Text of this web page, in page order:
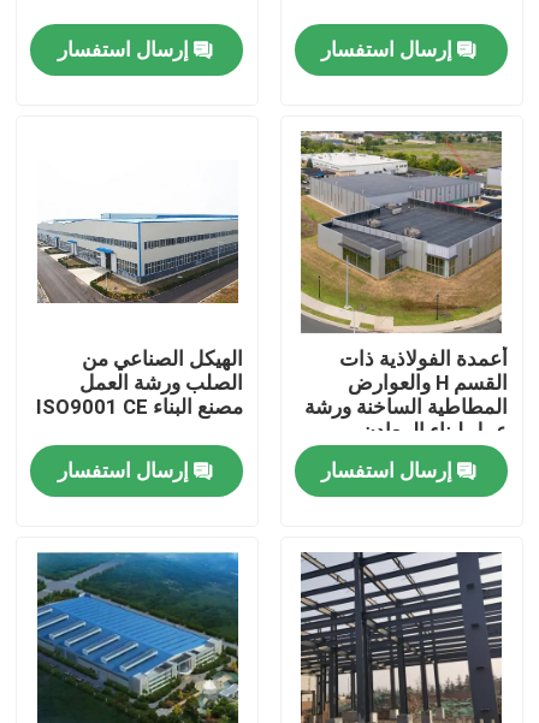
بيت
أشرطة فيديو
معلومات عنا
جولة في المعمل
رقابة جودة
اطلب اقتباس
مستودع الهيكل الصلب
ورشة الهياكل الفولاذية
هيكل فولاذي خفيف الوزن
إرسال استفسار إرسال استفسار
أعمدة الفولاذية ذات
القسم H والعوارض
المطاطية الساخنة ورشة
عمل لبناء المعادن
إرسال استفسار
الهيكل الصناعي من
الصلب ورشة العمل
مصنع البناء ISO9001 CE
إرسال استفسار